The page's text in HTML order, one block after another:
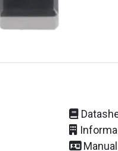
Manual